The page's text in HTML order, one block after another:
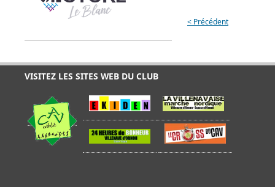
< Précédent
VISITEZ LES SITES WEB DU CLUB